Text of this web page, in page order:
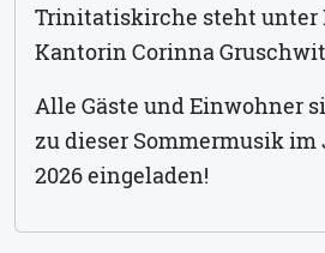
Trinitatiskirche steht unter
Kantorin Corinna
Alle Gäste und Einwohner
zu dieser Sommermusik
2026 eingeladen!